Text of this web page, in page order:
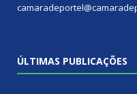
ÚLTIMAS PUBLICAÇÕES